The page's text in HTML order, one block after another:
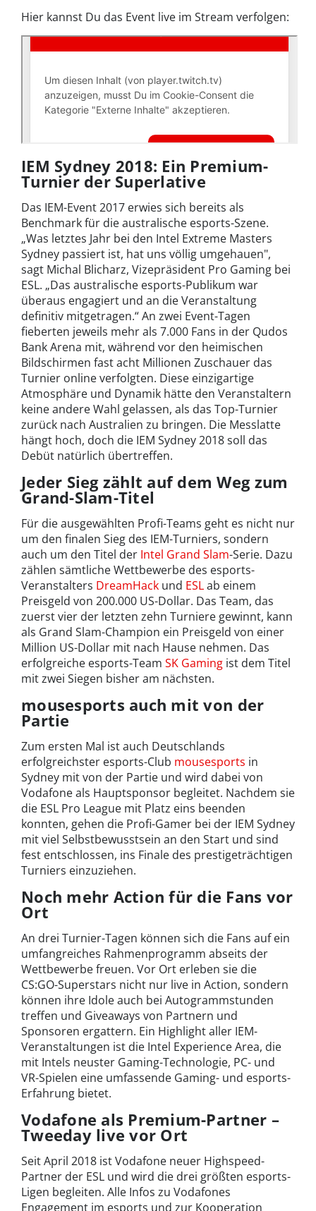
Hier kannst Du das Event live im Stream verfolgen:
IEM Sydney 2018: Ein Premium-
Turnier der Superlative
Das IEM-Event 2017 erwies sich bereits als
Benchmark für die australische esports-Szene.
„Was letztes Jahr bei den Intel Extreme Masters
Sydney passiert ist, hat uns völlig umgehauen",
sagt Michal Blicharz, Vizepräsident Pro Gaming bei
ESL. „Das australische esports-Publikum war
überaus engagiert und an die Veranstaltung
definitiv mitgetragen.“ An zwei Event-Tagen
fieberten jeweils mehr als 7.000 Fans in der Qudos
Bank Arena mit, während vor den heimischen
Bildschirmen fast acht Millionen Zuschauer das
Turnier online verfolgten. Diese einzigartige
Atmosphäre und Dynamik hätte den Veranstaltern
keine andere Wahl gelassen, als das Top-Turnier
zurück nach Australien zu bringen. Die Messlatte
hängt hoch, doch die IEM Sydney 2018 soll das
Debüt natürlich übertreffen.
Jeder Sieg zählt auf dem Weg zum
Grand-Slam-Titel
Für die ausgewählten Profi-Teams geht es nicht nur
um den finalen Sieg des IEM-Turniers, sondern
auch um den Titel der Intel Grand Slam-Serie. Dazu
zählen sämtliche Wettbewerbe des esports-
Veranstalters DreamHack und ESLab einem
Preisgeld von 200.000 US-Dollar. Das Team, das
zuerst vier der letzten zehn Turniere gewinnt, kann
als Grand Slam-Champion ein Preisgeld von einer
Million US-Dollar mit nach Hause nehmen. Das
erfolgreiche esports-Team SK Gaming ist dem Titel
mit zwei Siegen bisher am nächsten.
mousesports auch mit von der
Partie
Zum ersten Mal ist auch Deutschlands
erfolgreichster esports-Club mousesports in
Sydney mit von der Partie und wird dabei von
Vodafone als Hauptsponsor begleitet. Nachdem sie
die ESL Pro League mit Platz eins beenden
konnten, gehen die Profi-Gamer bei der IEM Sydney
mit viel Selbstbewusstsein an den Start und sind
fest entschlossen, ins Finale des prestigeträchtigen
Turniers einzuziehen.
Noch mehr Action für die Fans vor
Ort
An drei Turnier-Tagen können sich die Fans auf ein
umfangreiches Rahmenprogramm abseits der
Wettbewerbe freuen. Vor Ort erleben sie die
CS:GO-Superstars nicht nur live in Action, sondern
können ihre Idole auch bei Autogrammstunden
treffen und Giveaways von Partnern und
Sponsoren ergattern. Ein Highlight aller IEM-
Veranstaltungen ist die Intel Experience Area, die
mit Intels neuster Gaming-Technologie, PC- und
VR-Spielen eine umfassende Gaming- und esports-
Erfahrung bietet.
Vodafone als Premium-Partner –
Tweeday live vor Ort
Seit April 2018 ist Vodafone neuer Highspeed-
Partner der ESL und wird die drei größten esports-
Ligen begleiten. Alle Infos zu Vodafones
Engagement im esports und zur Kooperation